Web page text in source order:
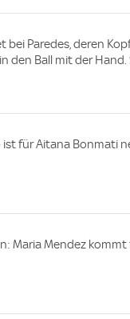
bei Paredes, deren
den Ball mit der
ist für Aitana Bonmati
Maria Mendez kommt